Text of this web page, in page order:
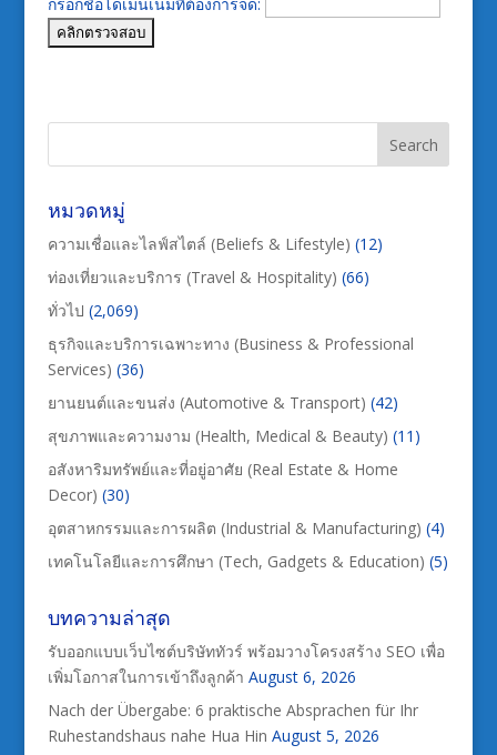
หมวดหมู่
ความเชื่อและไลฟ์สไตล์ (Beliefs & Lifestyle) (12)
ท่องเที่ยวและบริการ (Travel & Hospitality) (66)
ทั่วไป (2,069)
ธุรกิจและบริการเฉพาะทาง (Business & Professional
Services) (36)
ยานยนต์และขนส่ง (Automotive & Transport) (42)
สุขภาพและความงาม (Health, Medical & Beauty) (11)
อสังหาริมทรัพย์และที่อยู่อาศัย (Real Estate & Home
Decor) (30)
อุตสาหกรรมและการผลิต (Industrial & Manufacturing) (4)
เทคโนโลยีและการศึกษา (Tech, Gadgets & Education) (5)
บทความล่าสุด
รับออกแบบเว็บไซต์บริษัททัวร์ พร้อมวางโครงสร้าง SEO เพื่อ
เพิ่มโอกาสในการเข้าถึงลูกค้า August 6, 2026
Nach der Übergabe: 6 praktische Absprachen für Ihr
Ruhestandshaus nahe Hua Hin August 5, 2026